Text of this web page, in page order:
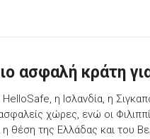
ασφαλή κράτη
η Ισλανδία, η
χώρες, ενώ οι
θέση της Ελλάδας και του